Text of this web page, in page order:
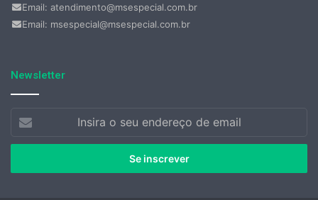
Email: atendimento@msespecial.com.br
Email: msespecial@msespecial.com.br
Newsletter
seu
de